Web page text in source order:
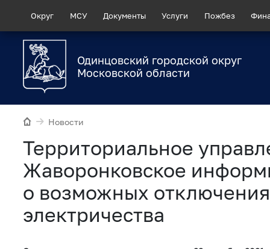
Округ МСУ Документы Услуги Пожбез
Одинцовский городской округ
Московской области
Новости
Территориальное
Жаворонковское
о возможных
электричества